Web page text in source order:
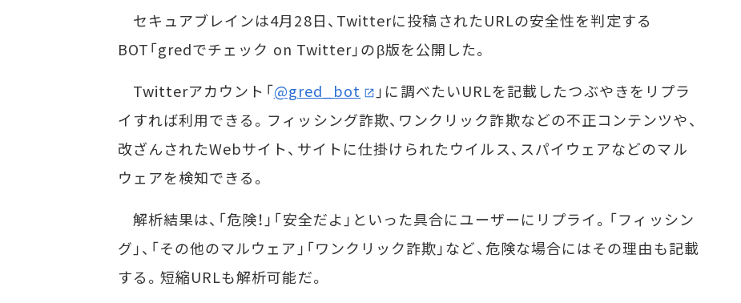
セキュアブレインは4月28日、Twitterに投稿されたURLの安全性を判定する
BOT「gredでチェック on Twitter」のβ版を公開した。
Twitterアカウント「@gred_bot
」に調べたいURLを記載したつぶやきをリプラ
イすれば利用できる。フィッシング詐欺、ワンクリック詐欺などの不正コンテンツや、
改ざんされたWebサイト、サイトに仕掛けられたウイルス、スパイウェアなどのマル
ウェアを検知できる。
解析結果は、「危険！」「安全だよ」といった具合にユーザーにリプライ。「フィッシン
グ」、「その他のマルウェア」「ワンクリック詐欺」など、危険な場合にはその理由も記載
する。短縮URLも解析可能だ。